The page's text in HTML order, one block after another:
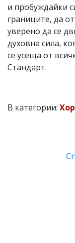
и пробуждайки
границите, да
уверено да се
духовна сила,
се усеща от
Стандарт.
В категории: